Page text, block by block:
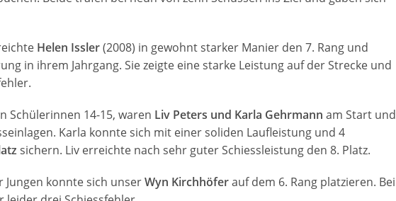
Helen Issler(2008) in gewohnt starker Manier den 7. Rang und
in ihrem Jahrgang. Sie zeigte eine starke Leistung auf der Strecke und
Schülerinnen 14-15, waren Liv Peters und Karla Gehrmann am Start und
Karla konnte sich mit einer soliden Laufleistung und 4
sichern. Liv erreichte nach sehr guter Schiessleistung den 8. Platz.
Jungen konnte sich unserWyn Kirchhöferauf dem 6. Rang platzieren. Bei